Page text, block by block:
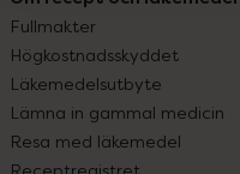
Fullmakter
Högkostnadsskyddet
Läkemedelsutbyte
Lämna in gammal medicin
Resa med läkemedel
Receptregistret